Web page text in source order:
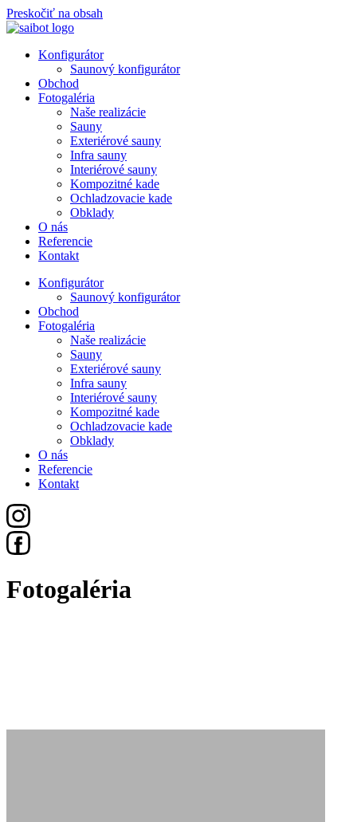
Preskočiť na obsah
Konfigurátor
Saunový konfigurátor
Obchod
Fotogaléria
Naše realizácie
Sauny
Exteriérové sauny
Infra sauny
Interiérové sauny
Kompozitné kade
Ochladzovacie kade
Obklady
O nás
Referencie
Kontakt
Konfigurátor
Saunový konfigurátor
Obchod
Fotogaléria
Naše realizácie
Sauny
Exteriérové sauny
Infra sauny
Interiérové sauny
Kompozitné kade
Ochladzovacie kade
Obklady
O nás
Referencie
Kontakt
Fotogaléria